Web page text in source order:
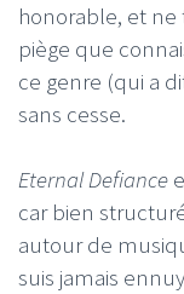
honorable, et
piège que
ce genre (qui a
sans cesse.
Eternal Defiance
car bien
autour de
suis jamais